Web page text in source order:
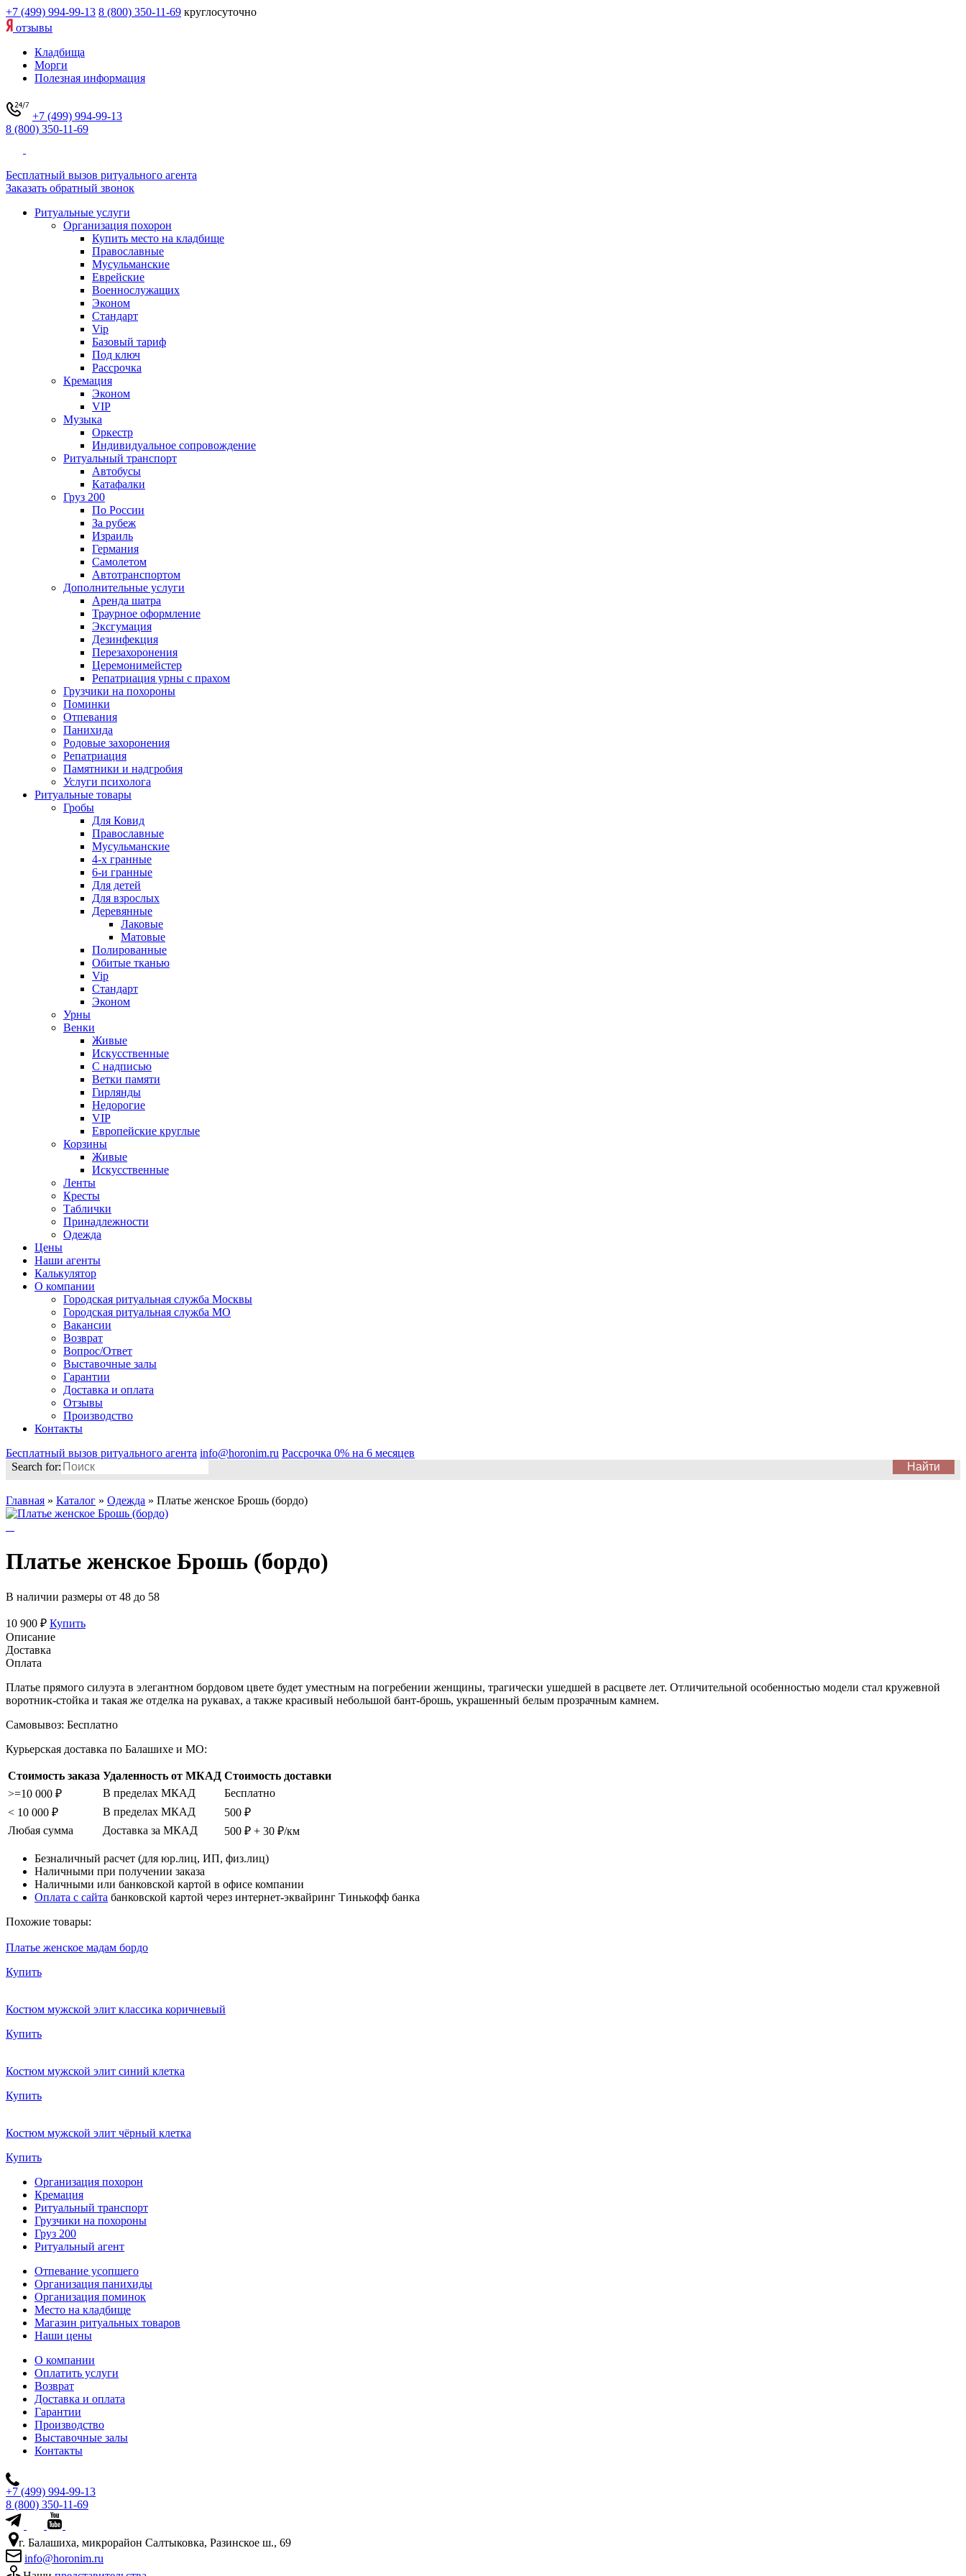
+7 (499) 994-99-13 8 (800) 350-11-69 круглосуточно
отзывы
Кладбища
Морги
Полезная информация
+7 (499) 994-99-13
8 (800) 350-11-69
Бесплатный вызов ритуального агента
Заказать обратный звонок
Ритуальные услуги
Организация похорон
Купить место на кладбище
Православные
Мусульманские
Еврейские
Военнослужащих
Эконом
Стандарт
Vip
Базовый тариф
Под ключ
Рассрочка
Кремация
Эконом
VIP
Музыка
Оркестр
Индивидуальное сопровождение
Ритуальный транспорт
Автобусы
Катафалки
Груз 200
По России
За рубеж
Израиль
Германия
Самолетом
Автотранспортом
Дополнительные услуги
Аренда шатра
Траурное оформление
Эксгумация
Дезинфекция
Перезахоронения
Церемонимейстер
Репатриация урны с прахом
Грузчики на похороны
Поминки
Отпевания
Панихида
Родовые захоронения
Репатриация
Памятники и надгробия
Услуги психолога
Ритуальные товары
Гробы
Для Ковид
Православные
Мусульманские
4-х гранные
6-и гранные
Для детей
Для взрослых
Деревянные
Лаковые
Матовые
Полированные
Обитые тканью
Vip
Стандарт
Эконом
Урны
Венки
Живые
Искусственные
С надписью
Ветки памяти
Гирлянды
Недорогие
VIP
Европейские круглые
Корзины
Живые
Искусственные
Ленты
Кресты
Таблички
Принадлежности
Одежда
Цены
Наши агенты
Калькулятор
О компании
Городская ритуальная служба Москвы
Городская ритуальная служба МО
Вакансии
Возврат
Вопрос/Ответ
Выставочные залы
Гарантии
Доставка и оплата
Отзывы
Производство
Контакты
Бесплатный вызов ритуального агента info@horonim.ru Рассрочка 0% на 6 месяцев
Search for:
Главная » Каталог » Одежда » Платье женское Брошь (бордо)
Платье женское Брошь (бордо)
В наличии размеры от 48 до 58
10 900 ₽ Купить
Описание
Доставка
Оплата
Платье прямого силуэта в элегантном бордовом цвете будет уместным на погребении женщины, трагически ушедшей в расцвете лет. Отличительной особенностью модели стал кружевной
воротник-стойка и такая же отделка на рукавах, а также красивый небольшой бант-брошь, украшенный белым прозрачным камнем.
Самовывоз: Бесплатно
Курьерская доставка по Балашихе и МО:
Стоимость заказа Удаленность от МКАД Стоимость доставки
>=10 000 ₽
В пределах МКАД
Бесплатно
< 10 000 ₽
В пределах МКАД
500 ₽
Любая сумма
Доставка за МКАД 500 ₽ + 30 ₽/км
Безналичный расчет (для юр.лиц, ИП, физ.лиц)
Наличными при получении заказа
Наличными или банковской картой в офисе компании
Оплата с сайта банковской картой через интернет-эквайринг Тинькофф банка
Похожие товары:
Платье женское мадам бордо
Купить
Костюм мужской элит классика коричневый
Купить
Костюм мужской элит синий клетка
Купить
Костюм мужской элит чёрный клетка
Купить
Организация похорон
Кремация
Ритуальный транспорт
Грузчики на похороны
Груз 200
Ритуальный агент
Отпевание усопшего
Организация панихиды
Организация поминок
Место на кладбище
Магазин ритуальных товаров
Наши цены
О компании
Оплатить услуги
Возврат
Доставка и оплата
Гарантии
Производство
Выставочные залы
Контакты
+7 (499) 994-99-13
8 (800) 350-11-69
г. Балашиха, микрорайон Салтыковка, Разинское ш., 69
info@horonim.ru